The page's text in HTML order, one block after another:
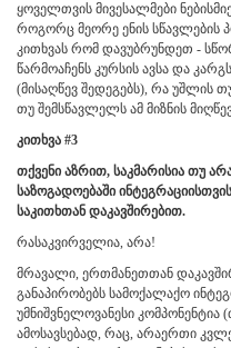
ყოველთვის მივესალმები
როგორც მეორე ენის სწავლების
კითხვას რომ დავუბრუნდეთ -
წარმოაჩენს კურსის ავსა და
(მისაღწევ შედეგებს), რა უშლის
თუ შემსწავლელს ამ მიზნის
კითხვა #3
თქვენი აზრით, საკმარისია თუ
საზოგადოებაში
საკითხთან დაკავშირებით.
რასაკვირველია, არა!
მრავალი, ერთმანეთთან
განაპირობებს სამოქალაქო
უმნიშვნელოვანესი
ამოსავსებად, რაც, არაერთი